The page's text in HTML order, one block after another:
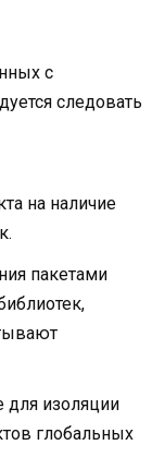
с
следовать
на наличие
пакетами
для изоляции
глобальных